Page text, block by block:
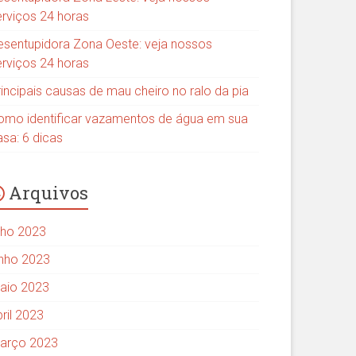
24 horas
Zona Oeste: veja nossos
24 horas
causas de mau cheiro no ralo da pia
identificar vazamentos de água em sua
6 dicas
Arquivos
2023
2023
2023
2023
2023